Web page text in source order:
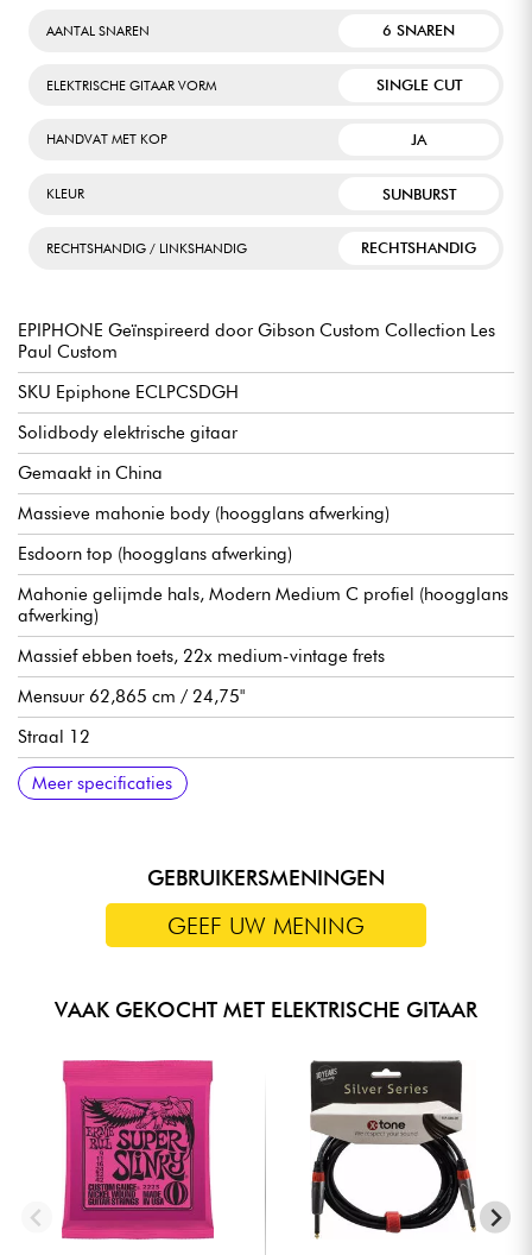
AANTAL SNAREN 6 SNAREN
ELEKTRISCHE GITAAR VORM SINGLE CUT
HANDVAT MET KOP JA
KLEUR SUNBURST
RECHTSHANDIG / LINKSHANDIG RECHTSHANDIG
EPIPHONE Geïnspireerd door Gibson Custom Collection Les
Paul Custom
SKU Epiphone ECLPCSDGH
Solidbody elektrische gitaar
Gemaakt in China
Massieve mahonie body (hoogglans afwerking)
Esdoorn top (hoogglans afwerking)
Mahonie gelijmde hals, Modern Medium C profiel (hoogglans
afwerking)
Massief ebben toets, 22x medium-vintage frets
Mensuur 62,865 cm / 24,75"
Straal 12
Halsbreedte 1e fret 1.695" (1.695")
Halsbreedte laatste fret 2.260
Gibson USA 498T (brug) en 490R (hals) humbucker-elementen
Volume voor elke pickup
Toon voor elke pickup
3x positie pickup selector
Mallory condensatoren
CTS 500k potmeters
Epiphone LockTone Tune-O-Matic brug
LockTone Stop Bar staartstuk
Grover Rotomatic stemmechanieken, 18:1 Ratio
Graphtec kam
Verkocht met Epiphone koffer
Meer specificaties
GEBRUIKERSMENINGEN
GEEF UW MENING
VAAK GEKOCHT MET ELEKTRISCHE GITAAR